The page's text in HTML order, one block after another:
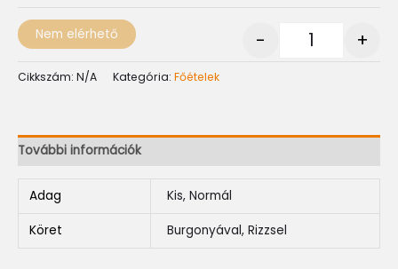
- +
Nem elérhető
Cikkszám: N/A Kategória: Főételek
További információk
Adag Kis, Normál
Köret Burgonyával, Rizzsel